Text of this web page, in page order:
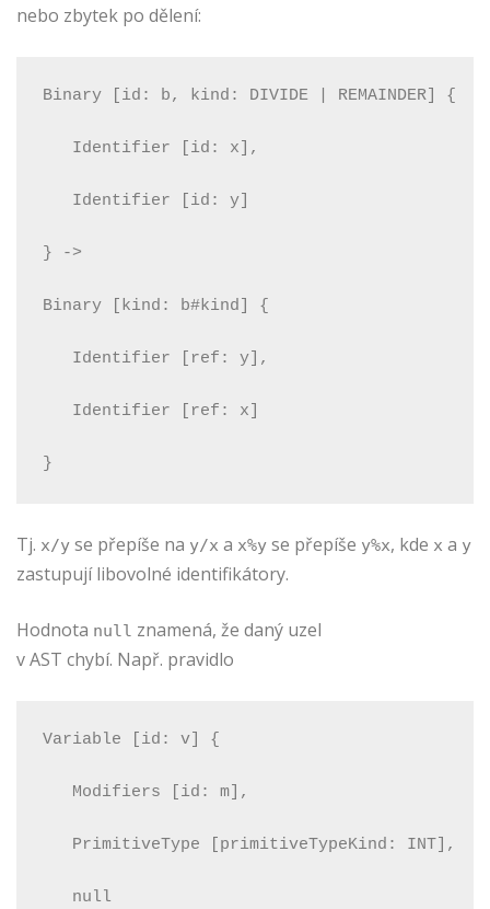
nebo zbytek po dělení:
Binary [id: b, kind: DIVIDE | REMAINDER] {
   Identifier [id: x],
   Identifier [id: y]
} ->
Binary [kind: b#kind] {
   Identifier [ref: y],
   Identifier [ref: x]
}
Tj. x/y se přepíše na y/x a x%y se přepíše y%x, kde x a y
zastupují libovolné identifikátory.
Hodnota null znamená, že daný uzel
v AST chybí. Např. pravidlo
Variable [id: v] {
   Modifiers [id: m],
   PrimitiveType [primitiveTypeKind: INT],
   null